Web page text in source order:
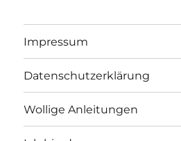
Impressum
Datenschutzerklärung
Wollige Anleitungen